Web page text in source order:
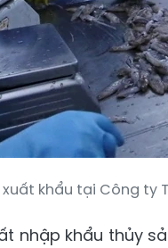
khẩu tại Công ty
nhập khẩu thủy